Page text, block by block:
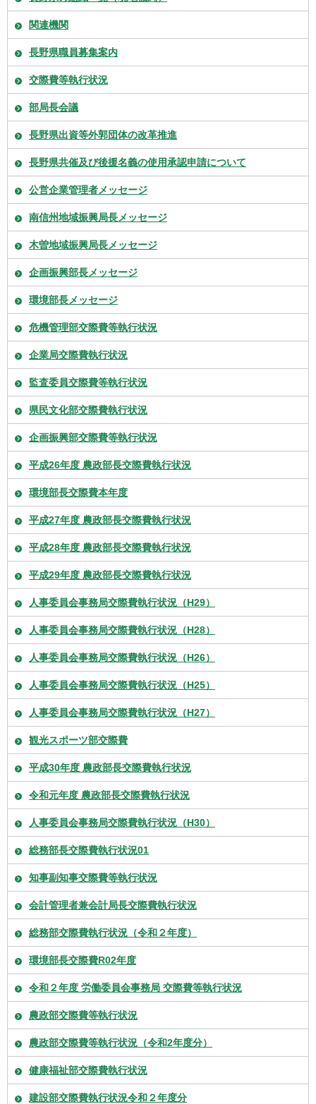
関連機関
長野県職員募集案内
交際費等執行状況
部局長会議
長野県出資等外郭団体の改革推進
長野県共催及び後援名義の使用承認申請について
公営企業管理者メッセージ
南信州地域振興局長メッセージ
木曽地域振興局長メッセージ
企画振興部長メッセージ
環境部長メッセージ
危機管理部交際費等執行状況
企業局交際費執行状況
監査委員交際費等執行状況
県民文化部交際費執行状況
企画振興部交際費等執行状況
平成26年度 農政部長交際費執行状況
環境部長交際費本年度
平成27年度 農政部長交際費執行状況
平成28年度 農政部長交際費執行状況
平成29年度 農政部長交際費執行状況
人事委員会事務局交際費執行状況（H29）
人事委員会事務局交際費執行状況（H28）
人事委員会事務局交際費執行状況（H26）
人事委員会事務局交際費執行状況（H25）
人事委員会事務局交際費執行状況（H27）
観光スポーツ部交際費
平成30年度 農政部長交際費執行状況
令和元年度 農政部長交際費執行状況
人事委員会事務局交際費執行状況（H30）
総務部長交際費執行状況01
知事副知事交際費等執行状況
会計管理者兼会計局長交際費執行状況
総務部交際費執行状況（令和２年度）
環境部長交際費R02年度
令和２年度 労働委員会事務局 交際費等執行状況
農政部交際費等執行状況
農政部交際費等執行状況（令和2年度分）
健康福祉部交際費執行状況
建設部交際費執行状況令和２年度分